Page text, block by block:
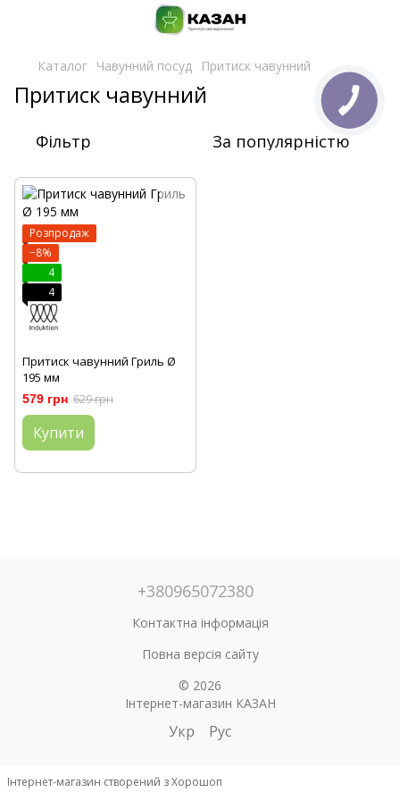
Каталог Чавунний посуд Притиск чавунний
Притиск чавунний
Фільтр За популярністю
Розпродаж
−8%
4
4
Притиск чавунний Гриль Ø
195 мм
579 грн 629 грн
Купити
+380965072380
Контактна інформація
Повна версія сайту
© 2026
Інтернет-магазин КАЗАН
Укр Рус
Інтернет-магазин створений з Хорошоп